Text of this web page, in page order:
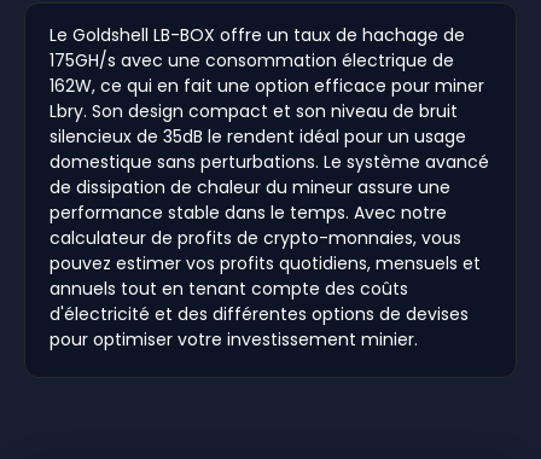
Le Goldshell LB-BOX offre un taux de hachage de
175GH/s avec une consommation électrique de
162W, ce qui en fait une option efficace pour miner
Lbry. Son design compact et son niveau de bruit
silencieux de 35dB le rendent idéal pour un usage
domestique sans perturbations. Le système avancé
de dissipation de chaleur du mineur assure une
performance stable dans le temps. Avec notre
calculateur de profits de crypto-monnaies, vous
pouvez estimer vos profits quotidiens, mensuels et
annuels tout en tenant compte des coûts
d'électricité et des différentes options de devises
pour optimiser votre investissement minier.